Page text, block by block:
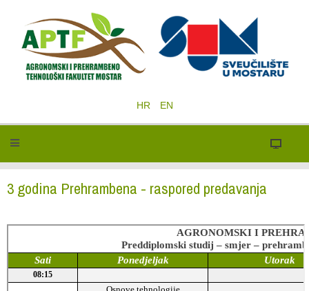
HR EN
3 godina Prehrambena - raspored predavanja